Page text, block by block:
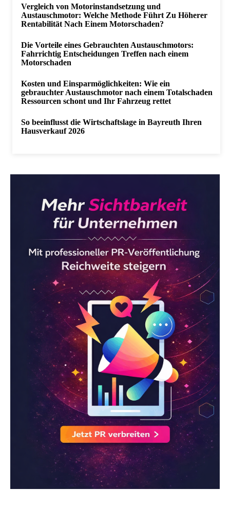
Vergleich von Motorinstandsetzung und
Austauschmotor: Welche Methode Führt Zu Höherer
Rentabilität Nach Einem Motorschaden?
Die Vorteile eines Gebrauchten Austauschmotors:
Fahrrichtig Entscheidungen Treffen nach einem
Motorschaden
Kosten und Einsparmöglichkeiten: Wie ein
gebrauchter Austauschmotor nach einem Totalschaden
Ressourcen schont und Ihr Fahrzeug rettet
So beeinflusst die Wirtschaftslage in Bayreuth Ihren
Hausverkauf 2026